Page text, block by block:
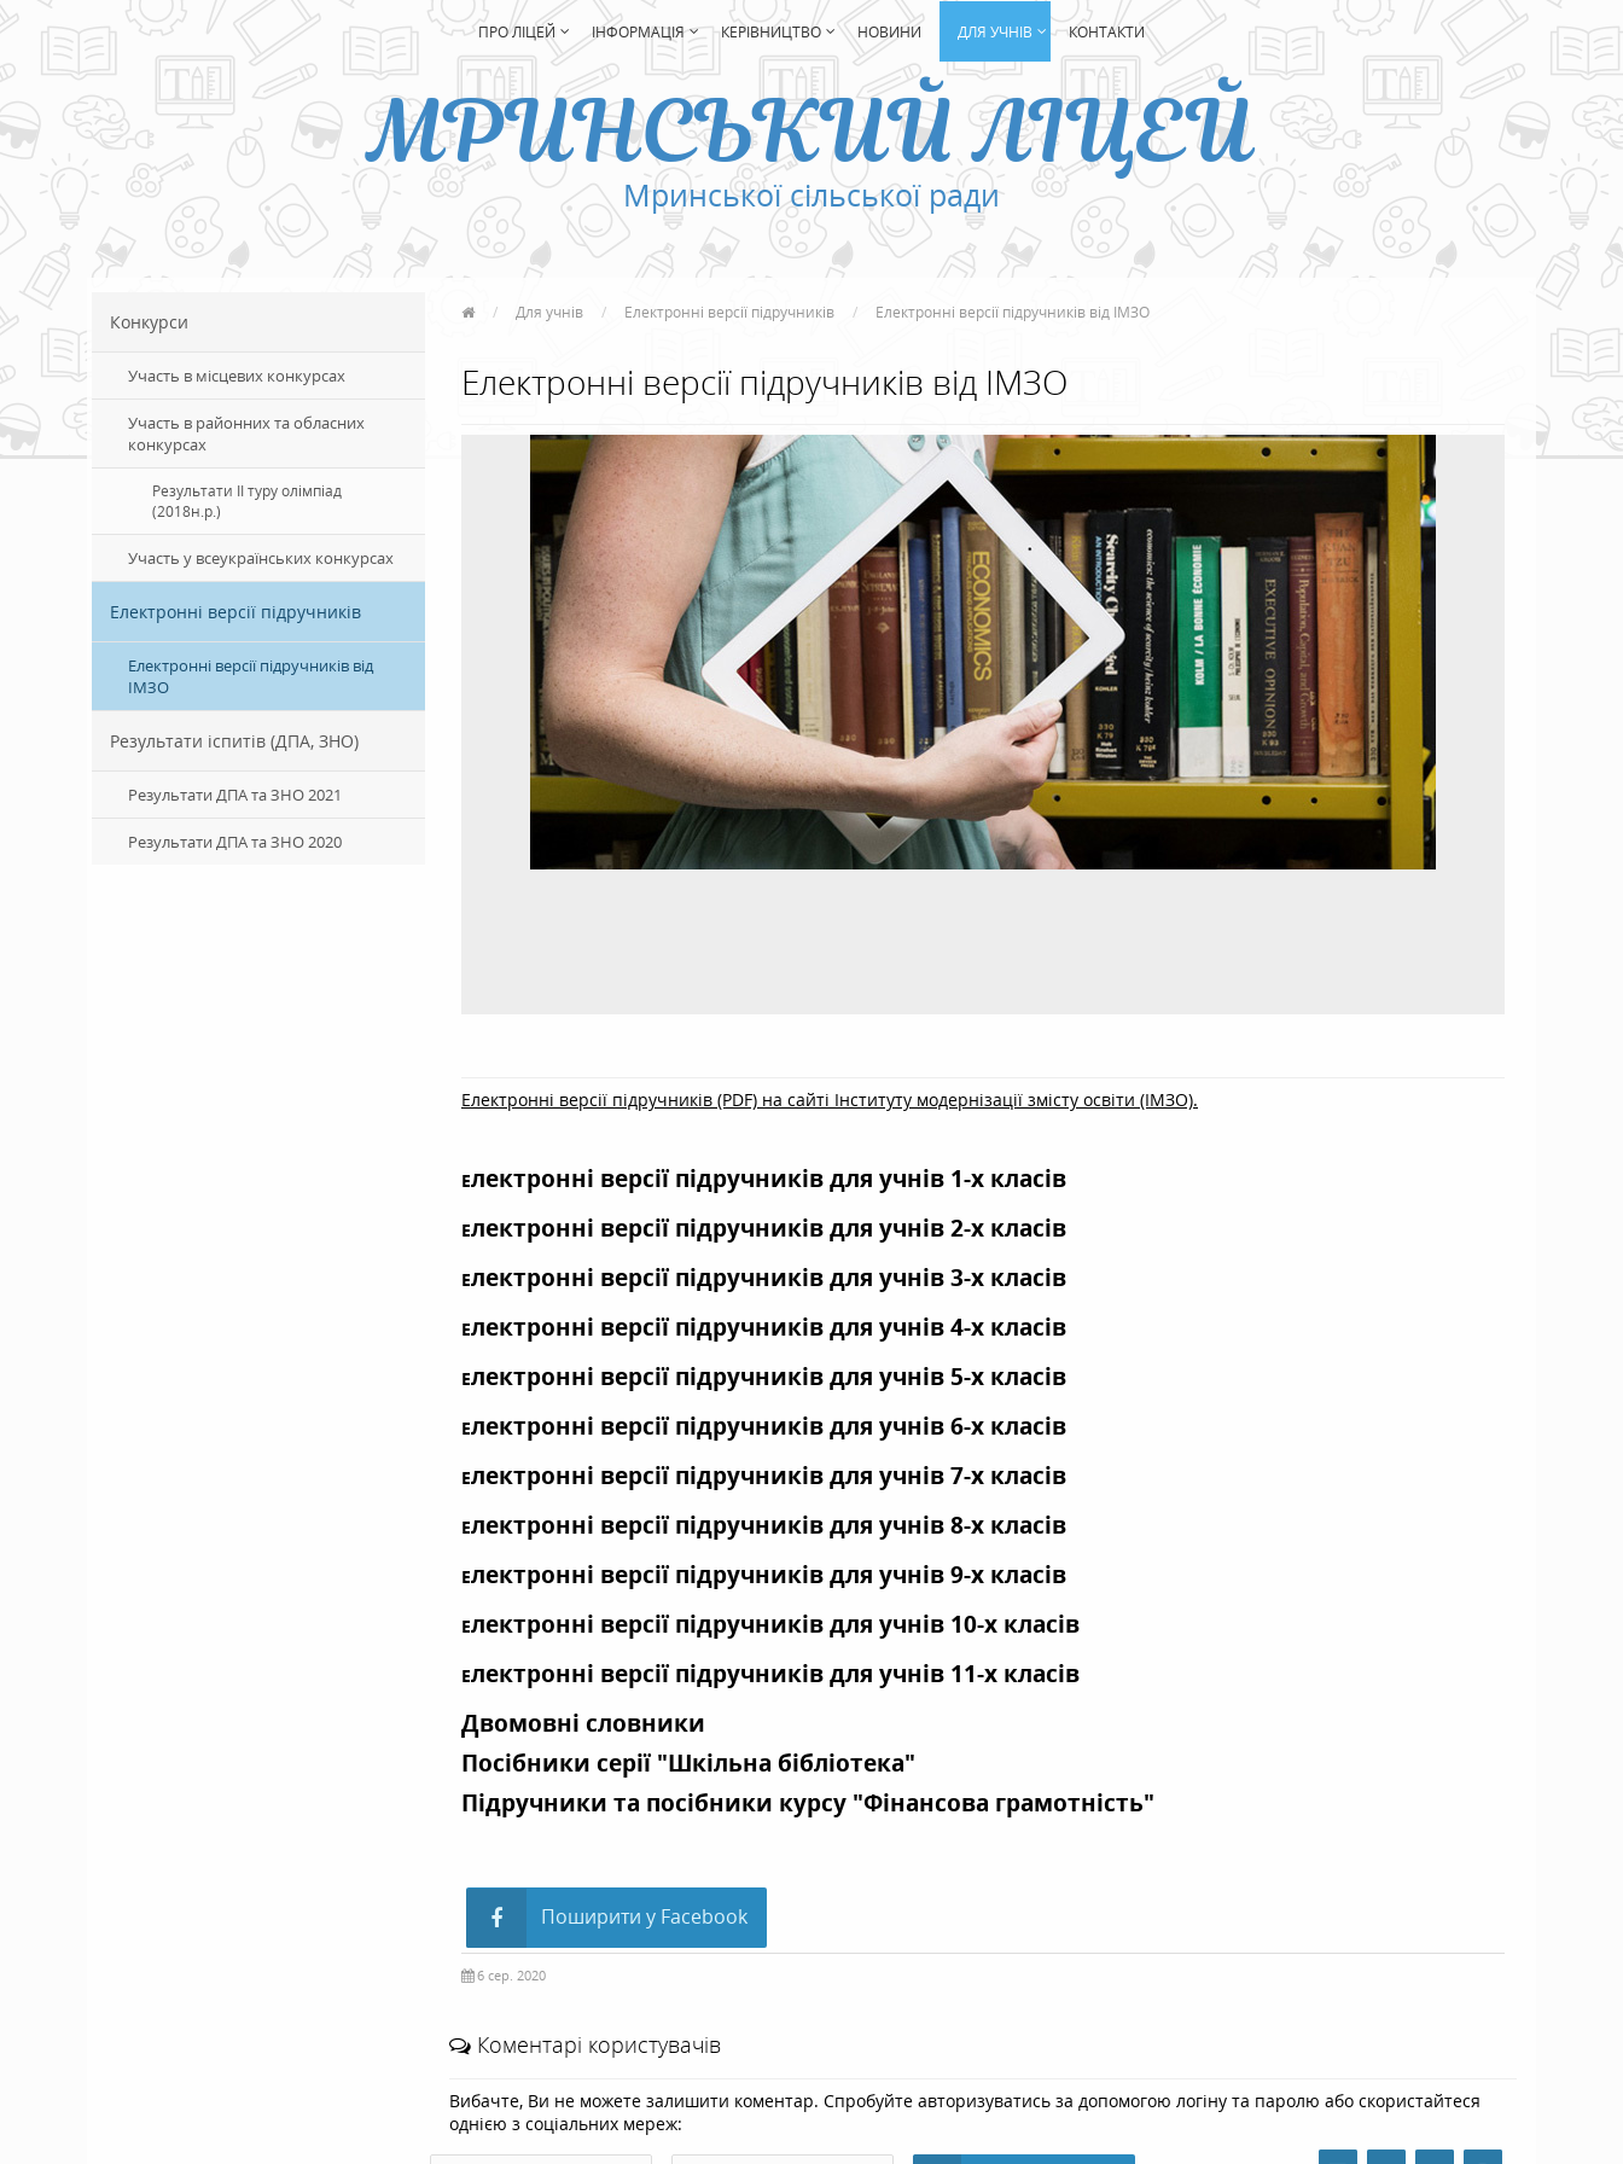
ПРО ЛІЦЕЙ ІНФОРМАЦІЯ КЕРІВНИЦТВО НОВИНИ ДЛЯ УЧНІВ КОНТАКТИ
МРИНСЬКИЙ ЛІЦЕЙ
Мринської сільської ради
Конкурси
Участь в місцевих конкурсах
Участь в районних та обласних
конкурсах
Результати ІІ туру олімпіад
(2018н.р.)
Участь у всеукраїнських конкурсах
Електронні версії підручників
Електронні версії підручників від
ІМЗО
Результати іспитів (ДПА, ЗНО)
Результати ДПА та ЗНО 2021
Результати ДПА та ЗНО 2020
Для учнів Електронні версії підручників Електронні версії підручників від ІМЗО
Електронні версії підручників від ІМЗО
Електронні версії підручників (PDF) на сайті Інституту модернізації змісту освіти (ІМЗО).
Електронні версії підручників для учнів 1-х класів
Електронні версії підручників для учнів 2-х класів
Електронні версії підручників для учнів 3-х класів
Електронні версії підручників для учнів 4-х класів
Електронні версії підручників для учнів 5-х класів
Електронні версії підручників для учнів 6-х класів
Електронні версії підручників для учнів 7-х класів
Електронні версії підручників для учнів 8-х класів
Електронні версії підручників для учнів 9-х класів
Електронні версії підручників для учнів 10-х класів
Електронні версії підручників для учнів 11-х класів
Двомовні словники
Посібники серії "Шкільна бібліотека"
Підручники та посібники курсу "Фінансова грамотність"
Поширити у Facebook
6 сер. 2020
Коментарі користувачів
Вибачте, Ви не можете залишити коментар. Спробуйте авторизуватись за допомогою логіну та паролю або скористайтеся
однією з соціальних мереж: